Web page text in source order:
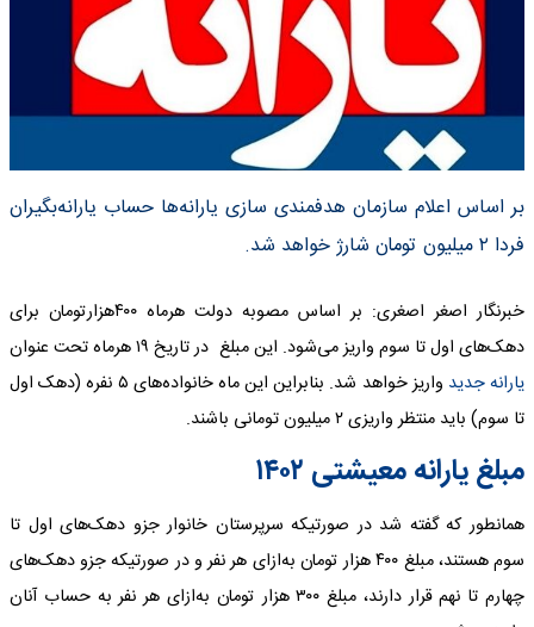
بر اساس اعلام سازمان هدفمندی سازی یارانه‌ها حساب یارانه‌بگیران
فردا ۲ میلیون تومان شارژ خواهد شد.
خبرنگار اصغر اصغری: بر اساس مصوبه دولت هرماه ۴۰۰هزارتومان برای
دهک‌های اول تا سوم واریز می‌شود. این مبلغ در تاریخ ۱۹ هرماه تحت عنوان
یارانه جدید
واریز خواهد شد. بنابراین این ماه خانواده‌های ۵ نفره (دهک اول
تا سوم) باید منتظر واریزی ۲ میلیون تومانی باشند.
مبلغ یارانه معیشتی ۱۴۰۲
همانطور که گفته شد در صورتیکه سرپرستان خانوار جزو دهک‌های اول تا
سوم هستند، مبلغ ۴۰۰ هزار تومان به‌ازای هر نفر و در صورتیکه جزو دهک‌های
چهارم تا نهم قرار دارند، مبلغ ۳۰۰ هزار تومان به‌ازای هر نفر به حساب آنان